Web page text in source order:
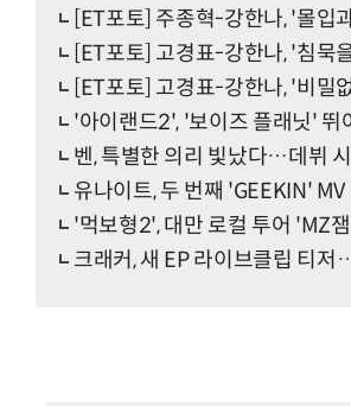
[ET포토] 주종혁-강한나, '몰입
[ET포토] 고경표-강한나, '침묵
[ET포토] 고경표-강한나, '비밀
'아이랜드2', '보이즈 플래닛' 뛰
벤, 특별한 의리 빛났다…데뷔
유나이트, 두 번째 'GEEKIN'
'먹보형2', 대만 로컬 투어 'MZ
크래커, 새 EP 라이브클립 티